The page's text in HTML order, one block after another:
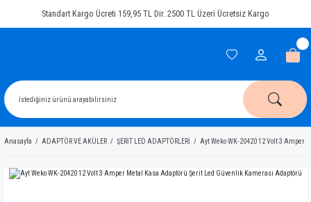
Standart Kargo Ücreti 159,95 TL Dir. 2500 TL Üzeri Ücretsiz Kargo
Anasayfa ADAPTÖR VE AKÜLER ŞERİT LED ADAPTÖRLERİ Ayt Weko WK-20420 12 Volt 3